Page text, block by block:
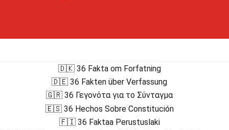
🇩🇰 36 Fakta om Forfatning
🇩🇪 36 Fakten über Verfassung
🇬🇷 36 Γεγονότα για το Σύνταγμα
🇪🇸 36 Hechos Sobre Constitución
🇫🇮 36 Faktaa Perustuslaki